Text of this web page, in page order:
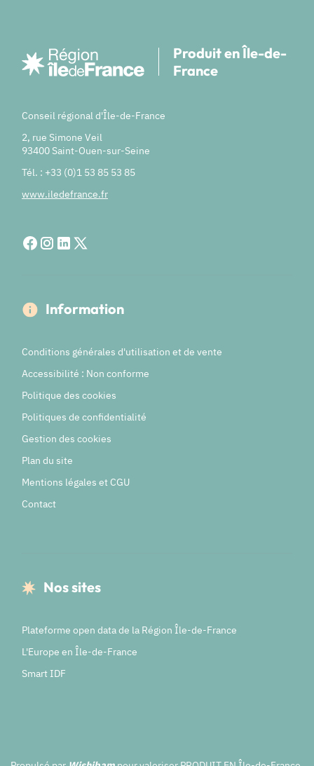
Produit en Île-de-
France
Conseil régional d'Île-de-France
2, rue Simone Veil
93400 Saint-Ouen-sur-Seine
Tél. : +33 (0)1 53 85 53 85
www.iledefrance.fr
Information
Conditions générales d'utilisation et de vente
Accessibilité : Non conforme
Politique des cookies
Politiques de confidentialité
Gestion des cookies
Plan du site
Mentions légales et CGU
Contact
Nos sites
Plateforme open data de la Région Île-de-France
L'Europe en Île-de-France
Smart IDF